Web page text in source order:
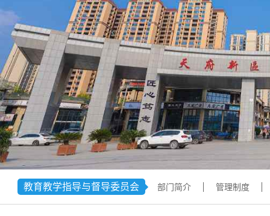
办学理念
办学特色
校园风貌
团委
管理制度
学生风采
心理健康
学生资助
下载中心
联系我们
教学制度
教学通知
教学动态
实践教学
专业建设
课程建设
教学改革
学术交流
教育教学指导与督导委员会
部门简介 管理制度